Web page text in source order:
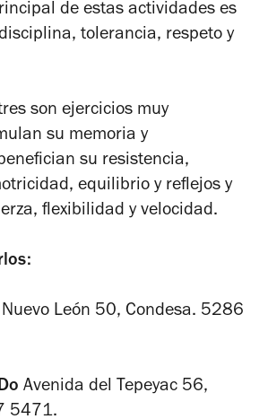
de estas actividades es
tolerancia, respeto y
son ejercicios muy
su memoria y
su resistencia,
equilibrio y reflejos y
flexibilidad y velocidad.
Nuevo León 50, Condesa. 5286
Avenida del Tepeyac 56,
5471.